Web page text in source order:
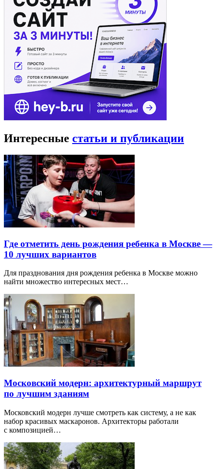
Интересные статьи и публикации
Где отметить день рождения ребенка в Москве —
10 лучших вариантов
Для празднования дня рождения ребенка в Москве можно
найти множество интересных мест…
Московский модерн: архитектурный маршрут
по лучшим зданиям
Московский модерн лучше смотреть как систему, а не как
набор красивых маскаронов. Архитекторы работали
с композицией…